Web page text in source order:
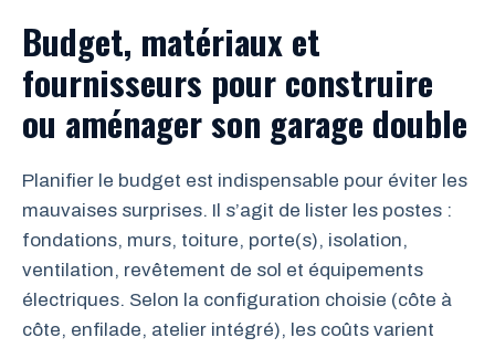
Budget, matériaux et
fournisseurs pour construire
ou aménager son garage double
Planifier le budget est indispensable pour éviter les
mauvaises surprises. Il s’agit de lister les postes :
fondations, murs, toiture, porte(s), isolation,
ventilation, revêtement de sol et équipements
électriques. Selon la configuration choisie (côte à
côte, enfilade, atelier intégré), les coûts varient